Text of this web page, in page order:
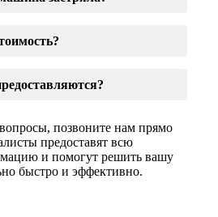
позвоните нам прямо
предоставят всю
и помогут решить вашу
быстро и эффективно.